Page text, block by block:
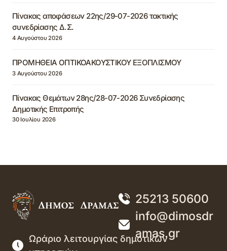
Πίνακας αποφάσεων 22ης/29-07-2026 τακτικής
συνεδρίασης Δ.Σ.
4 Αυγούστου 2026
ΠΡΟΜΗΘΕΙΑ ΟΠΤΙΚΟΑΚΟΥΣΤΙΚΟΥ ΕΞΟΠΛΙΣΜΟΥ
3 Αυγούστου 2026
Πίνακας Θεμάτων 28ης/28-07-2026 Συνεδρίασης
Δημοτικής Επιτροπής
30 Ιουλίου 2026
25213 50600
info@dimosdr
amas.gr
Ωράριο λειτουργίας δημοτικών